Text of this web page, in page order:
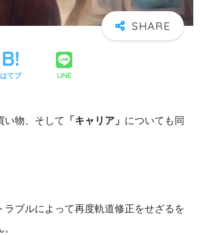
はてブ LINE
い物、そして 「キャリア」 についても同
ブルによって再度軌道修正をせざるを